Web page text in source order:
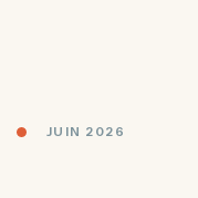
JUIN 2026